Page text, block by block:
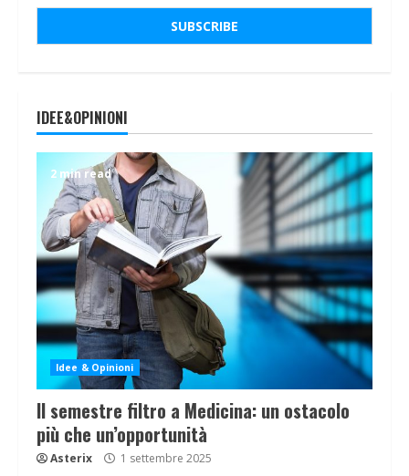
IDEE&OPINIONI
2 min read
Idee & Opinioni
Il semestre filtro a Medicina: un ostacolo
più che un’opportunità
Asterix 1 settembre 2025